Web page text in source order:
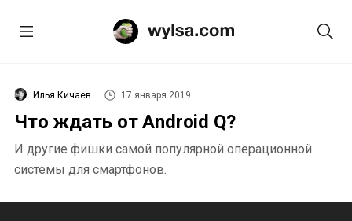
Илья Кичаев 17 января 2019
Что ждать от Android Q?
И другие фишки самой популярной операционной
системы для смартфонов.